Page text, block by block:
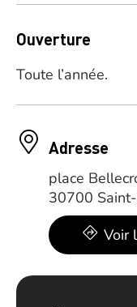
Ouverture
Toute l’année.
Adresse
place
30700
Voir